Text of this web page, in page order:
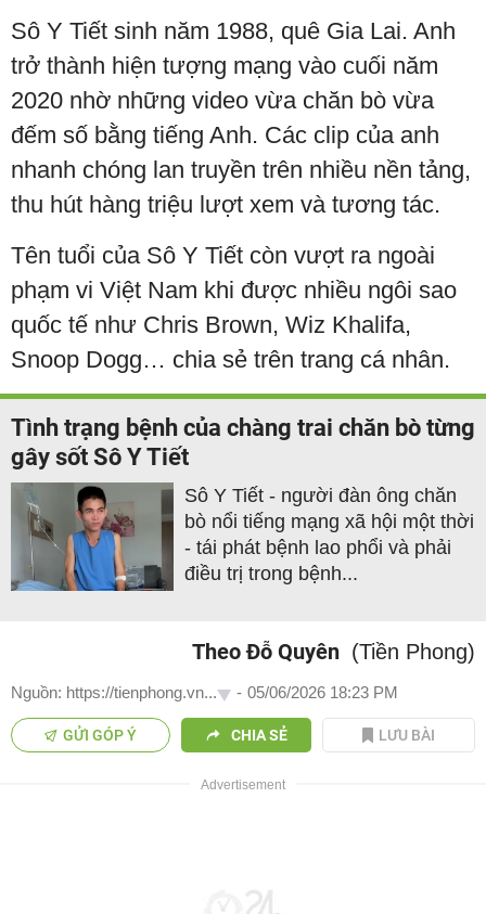
Sô Y Tiết sinh năm 1988, quê Gia Lai. Anh
trở thành hiện tượng mạng vào cuối năm
2020 nhờ những video vừa chăn bò vừa
đếm số bằng tiếng Anh. Các clip của anh
nhanh chóng lan truyền trên nhiều nền tảng,
thu hút hàng triệu lượt xem và tương tác.
Tên tuổi của Sô Y Tiết còn vượt ra ngoài
phạm vi Việt Nam khi được nhiều ngôi sao
quốc tế như Chris Brown, Wiz Khalifa,
Snoop Dogg… chia sẻ trên trang cá nhân.
Tình trạng bệnh của chàng trai chăn bò từng
gây sốt Sô Y Tiết
Sô Y Tiết - người đàn ông chăn
bò nổi tiếng mạng xã hội một thời
- tái phát bệnh lao phổi và phải
điều trị trong bệnh...
Theo Đỗ Quyên (Tiền Phong)
Nguồn: https://tienphong.vn... - 05/06/2026 18:23 PM
GỬI GÓP Ý CHIA SẺ LƯU BÀI